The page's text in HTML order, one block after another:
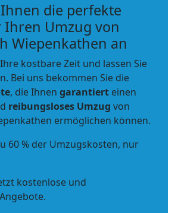
die perfekte
Ihren Umzug von
Wiepenkathen an
kostbare Zeit und lassen Sie
Bei uns bekommen Sie die
, die Ihnen garantiert einen
reibungsloses Umzug von
ermöglichen können.
60 % der Umzugskosten, nur
kostenlose und